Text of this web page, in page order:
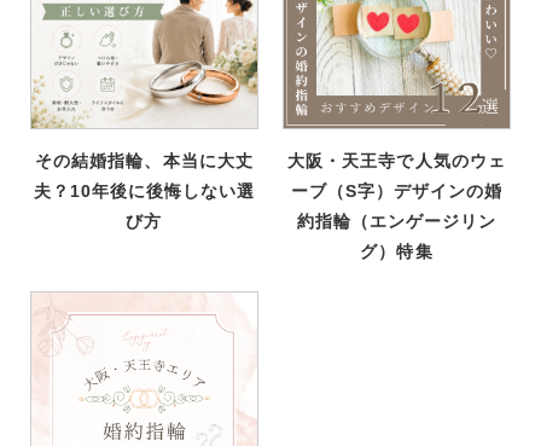
その結婚指輪、本当に大丈
夫？10年後に後悔しない選
び方
大阪・天王寺で人気のウェ
ーブ（S字）デザインの婚
約指輪（エンゲージリン
グ）特集